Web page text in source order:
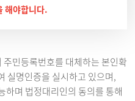
해야합니다.
민등록번호를 대체하는 본인확
실명인증을 실시하고 있으며,
하며 법정대리인의 동의를 통해